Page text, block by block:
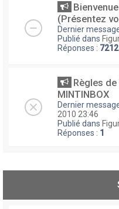
(Présentez
Dernier
Publié dans
Réponses : 7212
Règles
MINTINBOX
Dernier
2010 23:46
Publié dans
Réponses : 1